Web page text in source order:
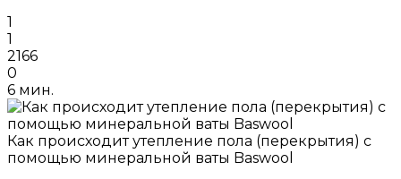
1
1
2166
0
6 мин.
Как происходит утепление пола (перекрытия) с
помощью минеральной ваты Baswool